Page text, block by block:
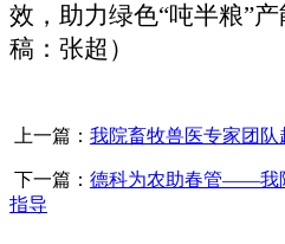
效， 助力绿色“吨半粮”
稿：张超）
上一篇： 我院畜牧兽医专家团
下一篇： 德科为农助春管——我
指导